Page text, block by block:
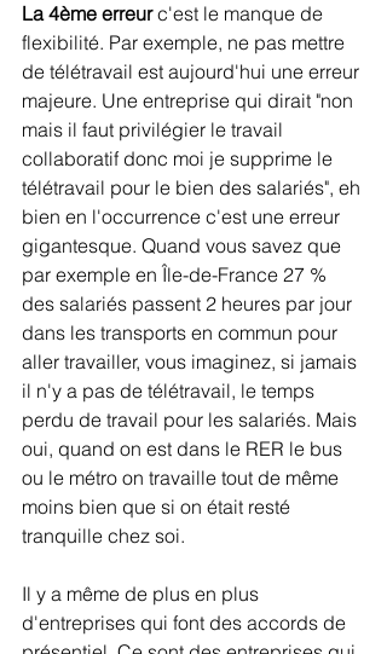
La 4ème erreur c'est le manque de
flexibilité. Par exemple, ne pas mettre
de télétravail est aujourd'hui une erreur
majeure. Une entreprise qui dirait "non
mais il faut privilégier le travail
collaboratif donc moi je supprime le
télétravail pour le bien des salariés", eh
bien en l'occurrence c'est une erreur
gigantesque. Quand vous savez que
par exemple en Île-de-France 27 %
des salariés passent 2 heures par jour
dans les transports en commun pour
aller travailler, vous imaginez, si jamais
il n'y a pas de télétravail, le temps
perdu de travail pour les salariés. Mais
oui, quand on est dans le RER le bus
ou le métro on travaille tout de même
moins bien que si on était resté
tranquille chez soi.
Il y a même de plus en plus
d'entreprises qui font des accords de